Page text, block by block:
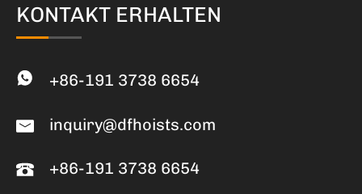
KONTAKT ERHALTEN
+86-191 3738 6654
inquiry@dfhoists.com
+86-191 3738 6654